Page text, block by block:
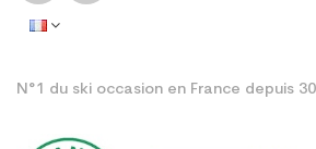
N°1 du ski occasion en France depuis